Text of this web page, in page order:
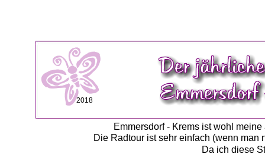
Emmersdorf - Krems ist wohl
Die Radtour ist sehr einfach (wenn
Da ich diese
2018